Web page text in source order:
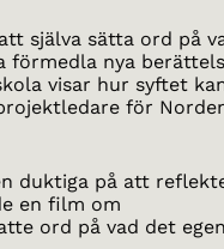
själva sätta ord på
förmedla nya
visar hur syftet
för
duktiga på att
en film om
ord på vad det